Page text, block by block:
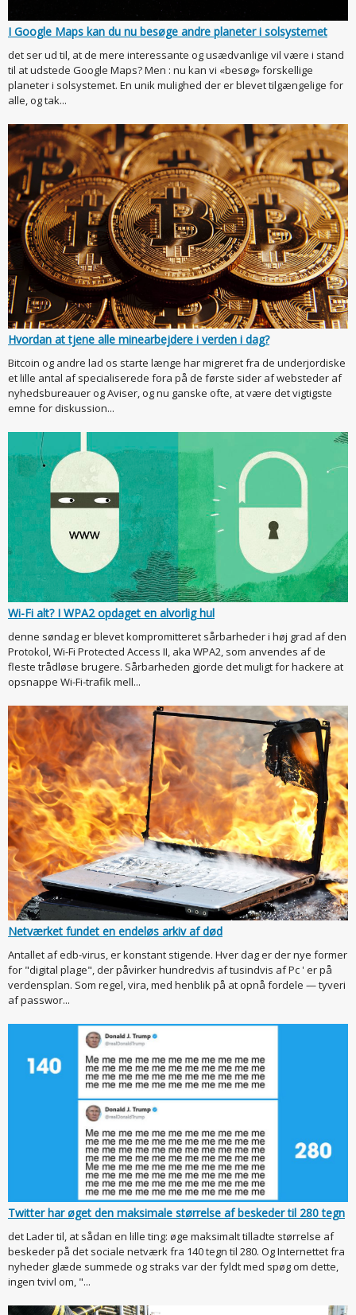
I Google Maps kan du nu besøge andre planeter i solsystemet
det ser ud til, at de mere interessante og usædvanlige vil være i stand
til at udstede Google Maps? Men : nu kan vi «besøg» forskellige
planeter i solsystemet. En unik mulighed der er blevet tilgængelige for
alle, og tak...
Hvordan at tjene alle minearbejdere i verden i dag?
Bitcoin og andre lad os starte længe har migreret fra de underjordiske
et lille antal af specialiserede fora på de første sider af websteder af
nyhedsbureauer og Aviser, og nu ganske ofte, at være det vigtigste
emne for diskussion...
Wi-Fi alt? I WPA2 opdaget en alvorlig hul
denne søndag er blevet kompromitteret sårbarheder i høj grad af den
Protokol, Wi-Fi Protected Access II, aka WPA2, som anvendes af de
fleste trådløse brugere. Sårbarheden gjorde det muligt for hackere at
opsnappe Wi-Fi-trafik mell...
Netværket fundet en endeløs arkiv af død
Antallet af edb-virus, er konstant stigende. Hver dag er der nye former
for "digital plage", der påvirker hundredvis af tusindvis af Pc ' er på
verdensplan. Som regel, vira, med henblik på at opnå fordele — tyveri
af passwor...
Twitter har øget den maksimale størrelse af beskeder til 280 tegn
det Lader til, at sådan en lille ting: øge maksimalt tilladte størrelse af
beskeder på det sociale netværk fra 140 tegn til 280. Og Internettet fra
nyheder glæde summede og straks var der fyldt med spøg om dette,
ingen tvivl om, "...